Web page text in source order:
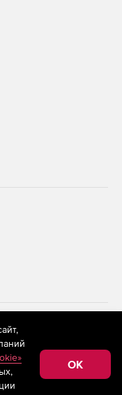
применяются
технологии
сбора,
к
Федерации)
OK